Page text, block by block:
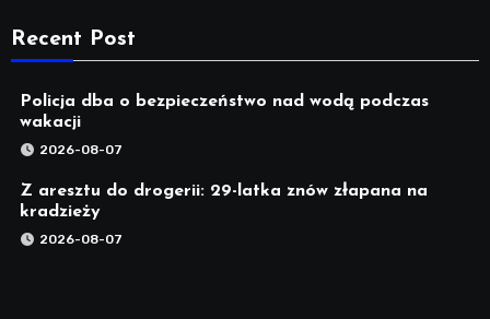
Recent Post
Policja dba o bezpieczeństwo nad wodą podczas
wakacji
2026-08-07
Z aresztu do drogerii: 29-latka znów złapana na
kradzieży
2026-08-07